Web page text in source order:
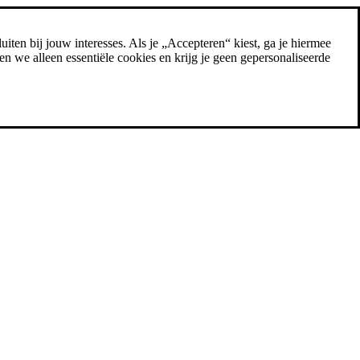
bij jouw interesses. Als je „Accepteren“ kiest, ga je hiermee
we alleen essentiële cookies en krijg je geen gepersonaliseerde